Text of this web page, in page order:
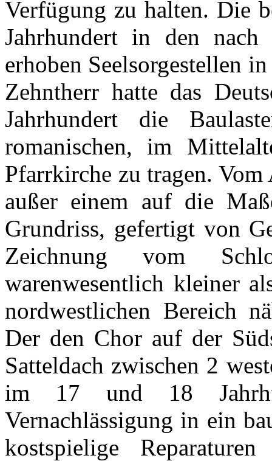
Verfügung zu halten. Die
Jahrhundert in den
erhoben Seelsorgestellen
Zehntherr hatte das
Jahrhundert die
romanischen, im
Pfarrkirche zu tragen.
außer einem auf die
Grundriss, gefertigt von
Zeichnung vom
warenwesentlich kleiner
nordwestlichen Bereich
Der den Chor auf der
Satteldach zwischen 2
im 17 und 18
Vernachlässigung in ein
kostspielige